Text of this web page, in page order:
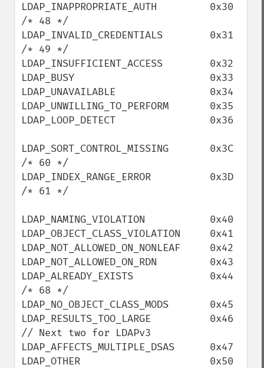
LDAP_INAPPROPRIATE_AUTH         0x30
/* 48 */
LDAP_INVALID_CREDENTIALS        0x31
/* 49 */
LDAP_INSUFFICIENT_ACCESS        0x32
LDAP_BUSY                       0x33
LDAP_UNAVAILABLE                0x34
LDAP_UNWILLING_TO_PERFORM       0x35
LDAP_LOOP_DETECT                0x36
LDAP_SORT_CONTROL_MISSING       0x3C
/* 60 */
LDAP_INDEX_RANGE_ERROR          0x3D
/* 61 */
LDAP_NAMING_VIOLATION           0x40
LDAP_OBJECT_CLASS_VIOLATION     0x41
LDAP_NOT_ALLOWED_ON_NONLEAF     0x42
LDAP_NOT_ALLOWED_ON_RDN         0x43
LDAP_ALREADY_EXISTS             0x44
/* 68 */
LDAP_NO_OBJECT_CLASS_MODS       0x45
LDAP_RESULTS_TOO_LARGE          0x46
// Next two for LDAPv3
LDAP_AFFECTS_MULTIPLE_DSAS      0x47
LDAP_OTHER                      0x50